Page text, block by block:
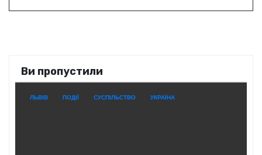
Ви пропустили
ЛЬВІВ ПОДІЇ СУСПІЛЬСТВО УКРАЇНА